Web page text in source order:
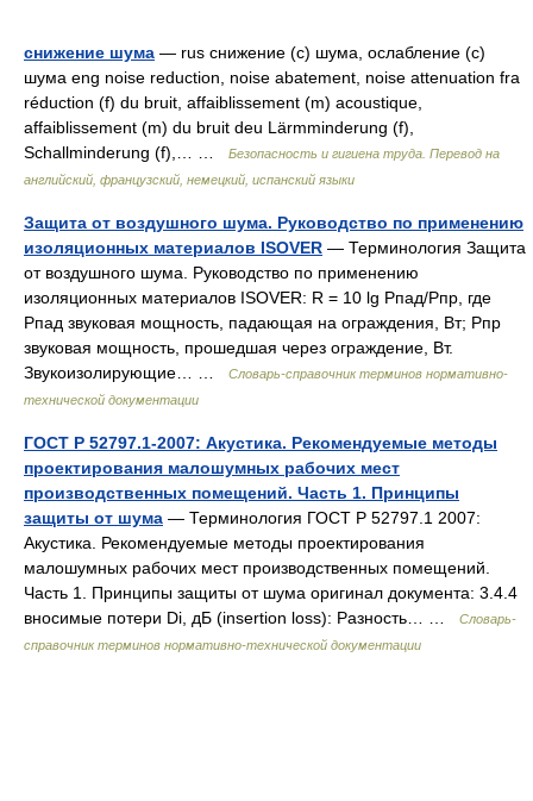
снижение шума — rus снижение (с) шума, ослабление (с)
шума eng noise reduction, noise abatement, noise attenuation fra
réduction (f) du bruit, affaiblissement (m) acoustique,
affaiblissement (m) du bruit deu Lärmminderung (f),
Schallminderung (f),… …
Безопасность и гигиена труда. Перевод на
английский, французский, немецкий, испанский языки
Защита от воздушного шума. Руководство по применению
изоляционных материалов ISOVER — Терминология Защита
от воздушного шума. Руководство по применению
изоляционных материалов ISOVER: R = 10 lg Рпад/Рпр, где
Рпад звуковая мощность, падающая на ограждения, Вт; Рпр
звуковая мощность, прошедшая через ограждение, Вт.
Звукоизолирующие… …
Словарь-справочник терминов нормативно-
технической документации
ГОСТ Р 52797.1-2007: Акустика. Рекомендуемые методы
проектирования малошумных рабочих мест
производственных помещений. Часть 1. Принципы
защиты от шума — Терминология ГОСТ Р 52797.1 2007:
Акустика. Рекомендуемые методы проектирования
малошумных рабочих мест производственных помещений.
Часть 1. Принципы защиты от шума оригинал документа: 3.4.4
вносимые потери Di, дБ (insertion loss): Разность… …
Словарь-
справочник терминов нормативно-технической документации